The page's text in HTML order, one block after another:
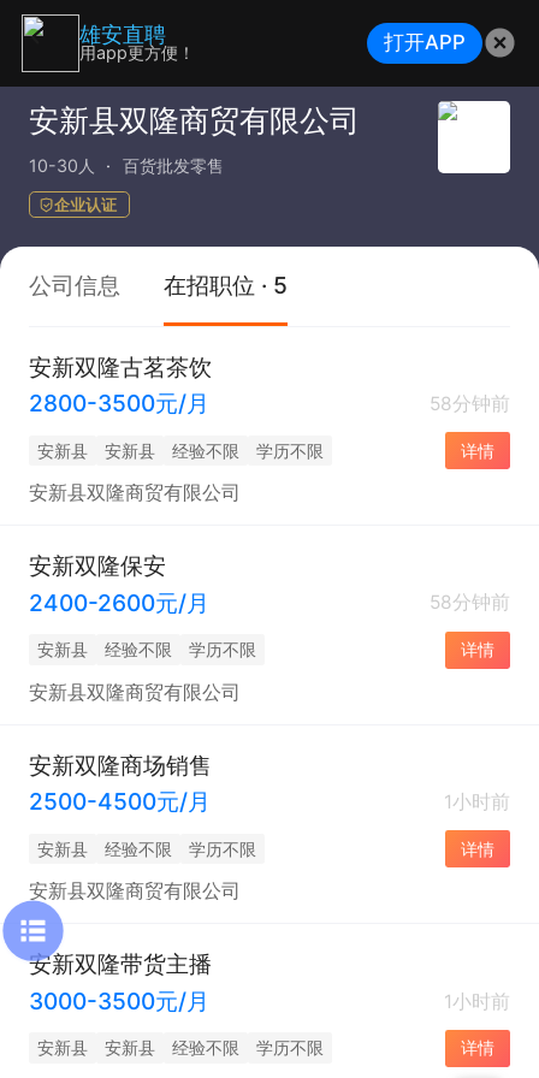
安新县双隆商贸有限公司
10-30人 百货批发零售
企业认证
公司信息 在招职位 · 5
安新双隆古茗茶饮
2800-3500元/月
58分钟前
安新县 安新县 经验不限 学历不限 详情
安新县双隆商贸有限公司
安新双隆保安
2400-2600元/月
58分钟前
安新县 经验不限 学历不限 详情
安新县双隆商贸有限公司
安新双隆商场销售
2500-4500元/月
1小时前
安新县 经验不限 学历不限 详情
安新县双隆商贸有限公司
安新双隆带货主播
3000-3500元/月
1小时前
安新县 安新县 经验不限 学历不限 详情
雄安直聘
用app更方便！ 打开APP